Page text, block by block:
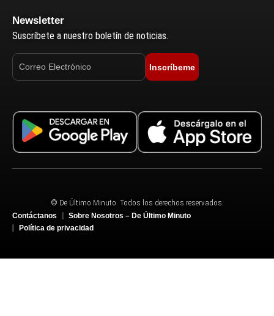
Newsletter
Suscríbete a nuestro boletín de noticias.
Inscríbeme
© De Último Minuto. Todos los derechos reservados.
Contáctanos
Sobre Nosotros – De Último Minuto
Política de privacidad